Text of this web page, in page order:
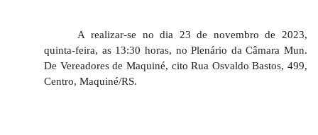
A realizar-se no dia 23 de novembro de 2023,
quinta-feira, as 13:30 horas, no Plenário da Câmara Mun.
De Vereadores de Maquiné, cito Rua Osvaldo Bastos, 499,
Centro, Maquiné/RS.